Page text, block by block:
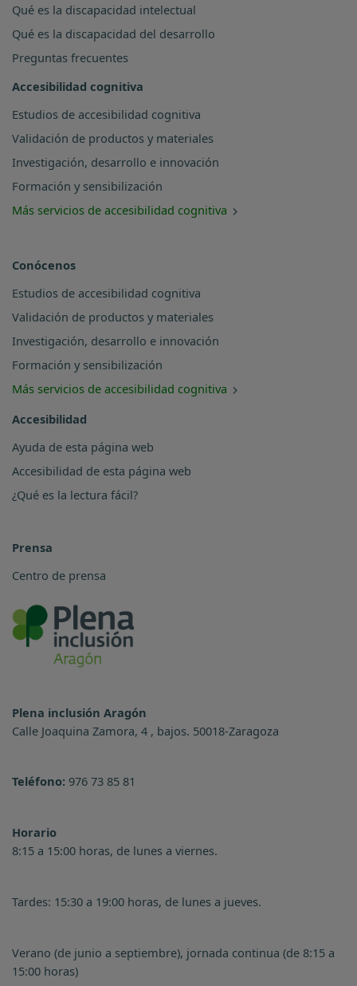
Qué es la discapacidad intelectual
Qué es la discapacidad del desarrollo
Preguntas frecuentes
Accesibilidad cognitiva
Estudios de accesibilidad cognitiva
Validación de productos y materiales
Investigación, desarrollo e innovación
Formación y sensibilización
Más servicios de accesibilidad cognitiva
Conócenos
Estudios de accesibilidad cognitiva
Validación de productos y materiales
Investigación, desarrollo e innovación
Formación y sensibilización
Más servicios de accesibilidad cognitiva
Accesibilidad
Ayuda de esta página web
Accesibilidad de esta página web
¿Qué es la lectura fácil?
Prensa
Centro de prensa
Plena inclusión Aragón
Calle Joaquina Zamora, 4 , bajos. 50018-Zaragoza
Teléfono: 976 73 85 81
Horario
8:15 a 15:00 horas, de lunes a viernes.
Tardes: 15:30 a 19:00 horas, de lunes a jueves.
Verano (de junio a septiembre), jornada continua (de 8:15 a
15:00 horas)